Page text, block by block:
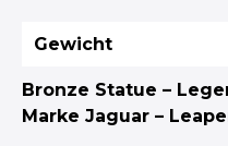
Gewicht
Bronze Statue –
Marke Jaguar –